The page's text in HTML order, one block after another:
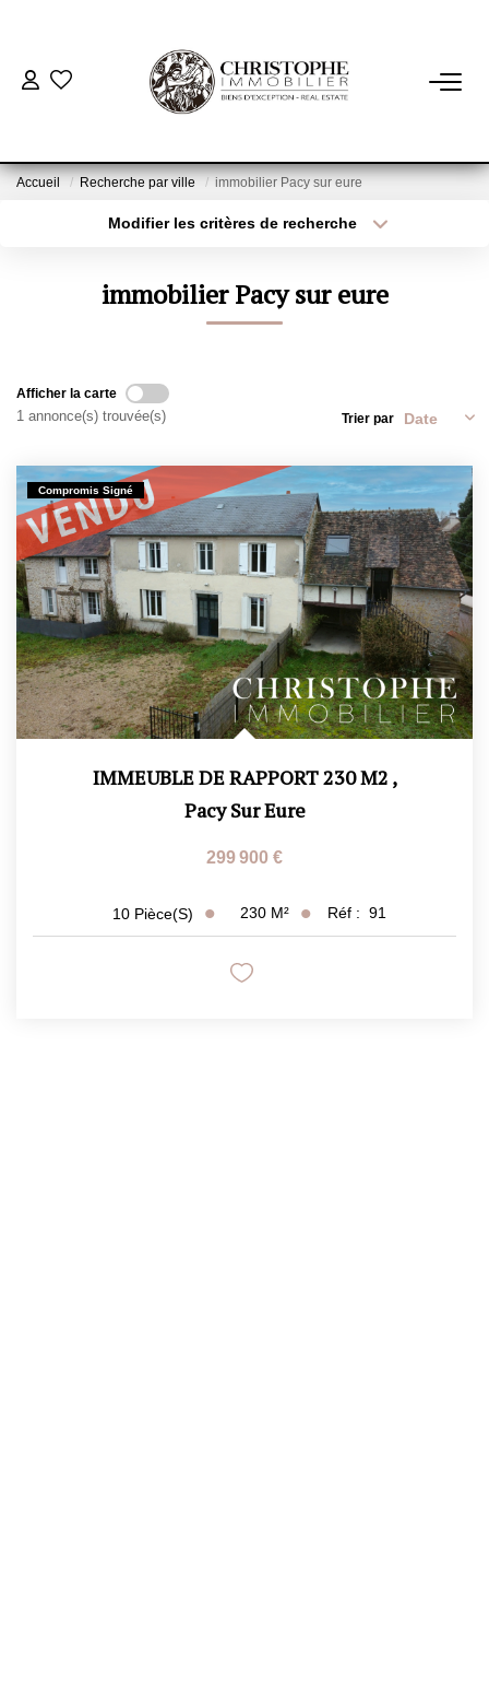
ACHETER
BIENS VENDUS
NOTRE AGENCE
Nos Actualités
CONTACT
ESTIMATION
Accueil Recherche par ville immobilier Pacy sur eure
Modifier les critères de recherche
Budget max
immobilier Pacy sur eure
Afficher la carte
1 annonce(s) trouvée(s) Trier par
Compromis Signé
IMMEUBLE DE RAPPORT 230 M2 ,
Pacy Sur Eure
299 900 €
10 Pièce(s) 230 M² Réf : 91